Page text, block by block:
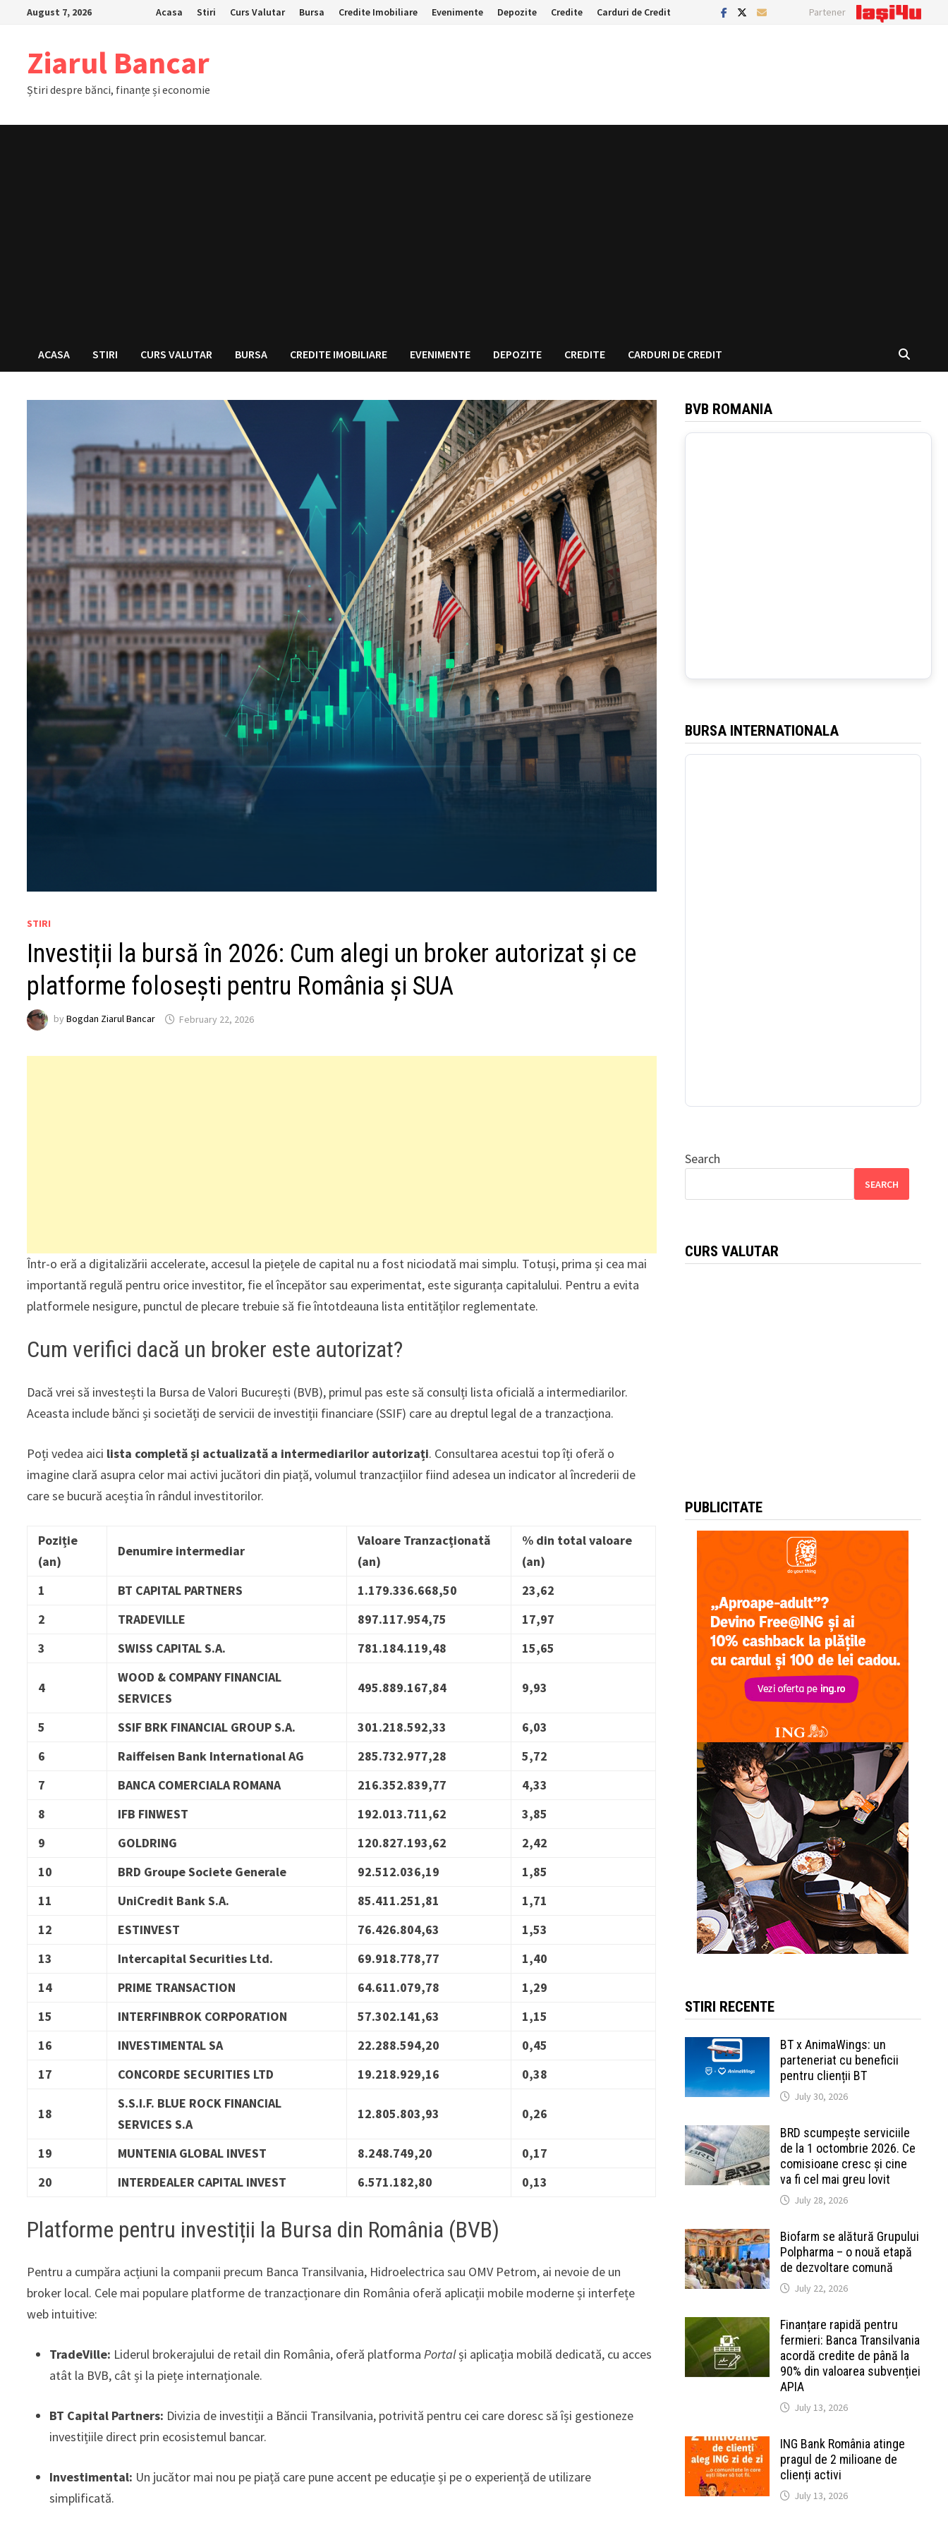
August 7, 2026 Acasa Stiri Curs Valutar Bursa Credite Imobiliare Evenimente Depozite Credite Carduri de Credit Partener
Ziarul Bancar
Știri despre bănci, finanțe și economie
ACASA STIRI CURS VALUTAR BURSA CREDITE IMOBILIARE EVENIMENTE DEPOZITE CREDITE CARDURI DE CREDIT
STIRI
Investiții la bursă în 2026: Cum alegi un broker autorizat și ce
platforme folosești pentru România și SUA
byBogdan Ziarul Bancar February 22, 2026
Într-o eră a digitalizării accelerate, accesul la piețele de capital nu a fost niciodată mai simplu. Totuși, prima și cea mai
importantă regulă pentru orice investitor, fie el începător sau experimentat, este siguranța capitalului. Pentru a evita
platformele nesigure, punctul de plecare trebuie să fie întotdeauna lista entităților reglementate.
Cum verifici dacă un broker este autorizat?
Dacă vrei să investești la Bursa de Valori București (BVB), primul pas este să consulți lista oficială a intermediarilor.
Aceasta include bănci și societăți de servicii de investiții financiare (SSIF) care au dreptul legal de a tranzacționa.
Poți vedea aici lista completă și actualizată a intermediarilor autorizați. Consultarea acestui top îți oferă o
imagine clară asupra celor mai activi jucători din piață, volumul tranzacțiilor fiind adesea un indicator al încrederii de
care se bucură aceștia în rândul investitorilor.
Poziție
(an)
Denumire intermediar
Valoare Tranzacționată
(an)
% din total valoare
(an)
1
BT CAPITAL PARTNERS 1.179.336.668,50
23,62
2
TRADEVILLE 897.117.954,75
17,97
3
SWISS CAPITAL S.A. 781.184.119,48 15,65
4
WOOD & COMPANY FINANCIAL
SERVICES
495.889.167,84 9,93
5 SSIF BRK FINANCIAL GROUP S.A. 301.218.592,33
6,03
6
Raiffeisen Bank International AG 285.732.977,28
5,72
7
BANCA COMERCIALA ROMANA 216.352.839,77
4,33
8
IFB FINWEST 192.013.711,62
3,85
9
GOLDRING 120.827.193,62
2,42
10
BRD Groupe Societe Generale 92.512.036,19
1,85
11
UniCredit Bank S.A. 85.411.251,81
1,71
12
ESTINVEST 76.426.804,63
1,53
13
Intercapital Securities Ltd. 69.918.778,77
1,40
14
PRIME TRANSACTION 64.611.079,78
1,29
15
INTERFINBROK CORPORATION 57.302.141,63
1,15
16
INVESTIMENTAL SA 22.288.594,20
0,45
17
CONCORDE SECURITIES LTD 19.218.929,16 0,38
18
S.S.I.F. BLUE ROCK FINANCIAL
SERVICES S.A
12.805.803,93 0,26
19 MUNTENIA GLOBAL INVEST 8.248.749,20
0,17
20
INTERDEALER CAPITAL INVEST 6.571.182,80 0,13
Platforme pentru investiții la Bursa din România (BVB)
Pentru a cumpăra acțiuni la companii precum Banca Transilvania, Hidroelectrica sau OMV Petrom, ai nevoie de un
broker local. Cele mai populare platforme de tranzacționare din România oferă aplicații mobile moderne și interfețe
web intuitive:
TradeVille: Liderul brokerajului de retail din România, oferă platformaPortalși aplicația mobilă dedicată, cu acces
atât la BVB, cât și la piețe internaționale.
BT Capital Partners: Divizia de investiții a Băncii Transilvania, potrivită pentru cei care doresc să își gestioneze
investițiile direct prin ecosistemul bancar.
Investimental: Un jucător mai nou pe piață care pune accent pe educație și pe o experiență de utilizare
simplificată.
BVB ROMANIA
BURSA INTERNATIONALA
Search
SEARCH
CURS VALUTAR
PUBLICITATE
STIRI RECENTE
BT x AnimaWings: un
parteneriat cu beneficii
pentru clienții BT
July 30, 2026
BRD scumpește serviciile
de la 1 octombrie 2026. Ce
comisioane cresc și cine
va fi cel mai greu lovit
July 28, 2026
Biofarm se alătură Grupului
Polpharma – o nouă etapă
de dezvoltare comună
July 22, 2026
Finanțare rapidă pentru
fermieri: Banca Transilvania
acordă credite de până la
90% din valoarea subvenției
APIA
July 13, 2026
ING Bank România atinge
pragul de 2 milioane de
clienți activi
July 13, 2026